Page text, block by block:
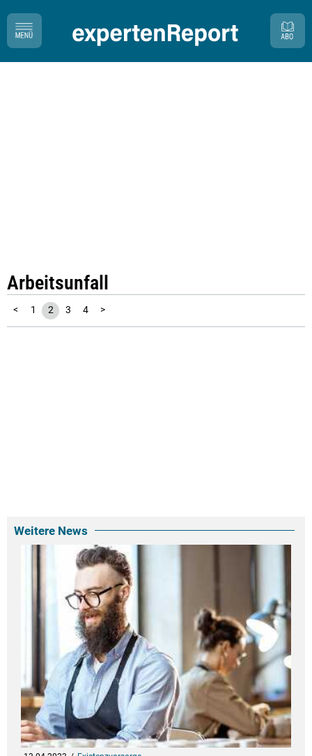
Arbeitsunfall
< 1 2 3 4 >
Weitere News